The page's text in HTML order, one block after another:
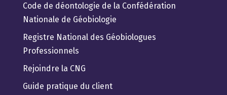
Code de déontologie de la Confédération
Nationale de Géobiologie
Registre National des Géobiologues
Professionnels
Rejoindre la CNG
Guide pratique du client